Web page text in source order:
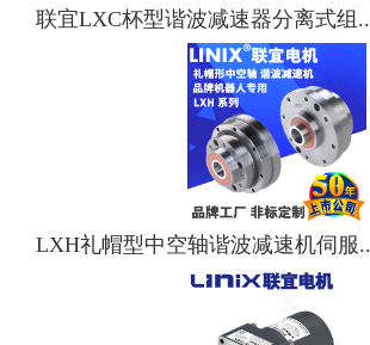
联宜LXC杯型谐波减速器分离式组
LXH礼帽型中空轴谐波减速机伺服